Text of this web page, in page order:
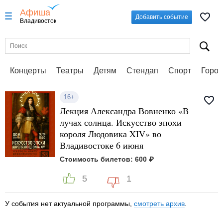
Афиша
Владивосток
Добавить событие
Концерты Театры Детям Стендап Спорт
16+
Лекция Александра Вовненко «В
лучах солнца. Искусство эпохи
короля Людовика XIV» во
Владивостоке 6 июня
Стоимость билетов: 600 ₽
5 1
У события нет актуальной программы, смотреть архив